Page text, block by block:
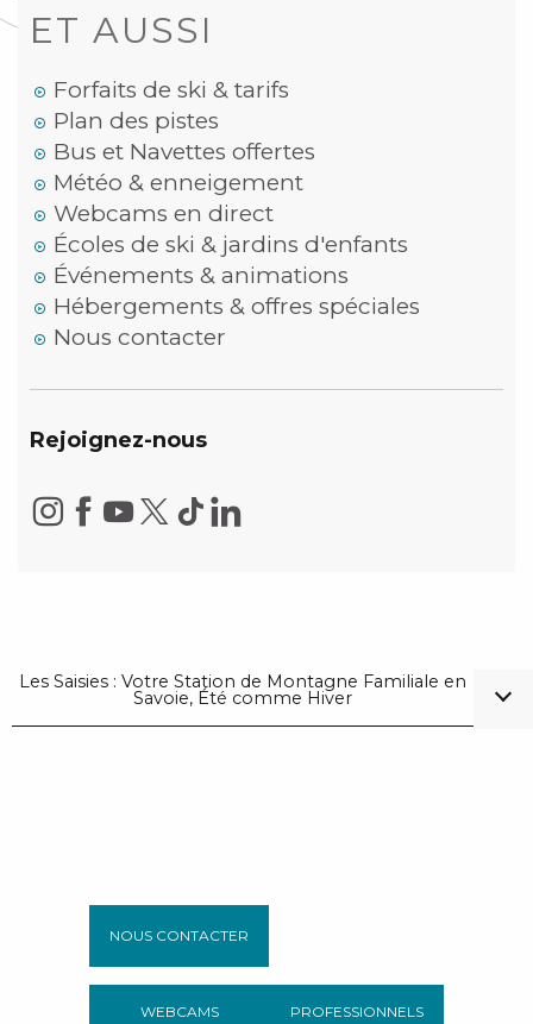
ET AUSSI
Forfaits de ski & tarifs
Plan des pistes
Bus et Navettes offertes
Météo & enneigement
Webcams en direct
Écoles de ski & jardins d'enfants
Événements & animations
Hébergements & offres spéciales
Nous contacter
Rejoignez-nous
Les Saisies : Votre Station de Montagne Familiale en
Savoie, Été comme Hiver
NOUS CONTACTER
WEBCAMS PROFESSIONNELS